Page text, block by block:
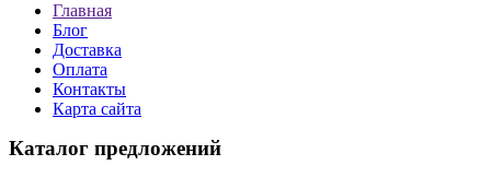
Главная
Блог
Доставка
Оплата
Контакты
Карта сайта
Каталог предложений